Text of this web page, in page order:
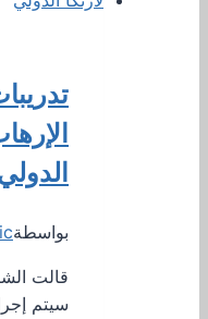
بواسطة
قالت
سيتم